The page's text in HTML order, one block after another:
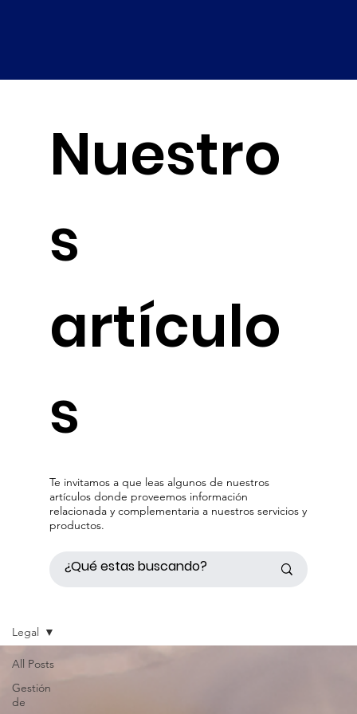
Te invitamos a que leas algunos de nuestros
artículos donde proveemos información
relacionada y complementaria a nuestros servicios y
productos.
Nuestro
s
artículo
s
All Posts
Gestión
de
Legal